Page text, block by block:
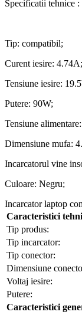
Specificatii tehnice :
Tip: compatibil;
Curent iesire: 4.74A;
Tensiune iesire:
Putere: 90W;
Tensiune
Dimensiune mufa:
Incarcatorul vine
Culoare: Negru;
Incarcator laptop
Caracteristici
Tip produs:
Tip incarcator:
Tip conector:
Dimensiune
Voltaj iesire:
Putere:
Caracteristici